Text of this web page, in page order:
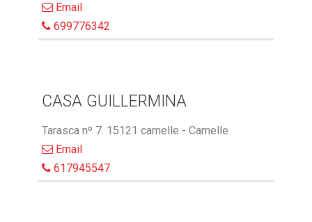
Email
699776342
CASA GUILLERMINA
Tarasca nº 7. 15121 camelle - Camelle
Email
617945547